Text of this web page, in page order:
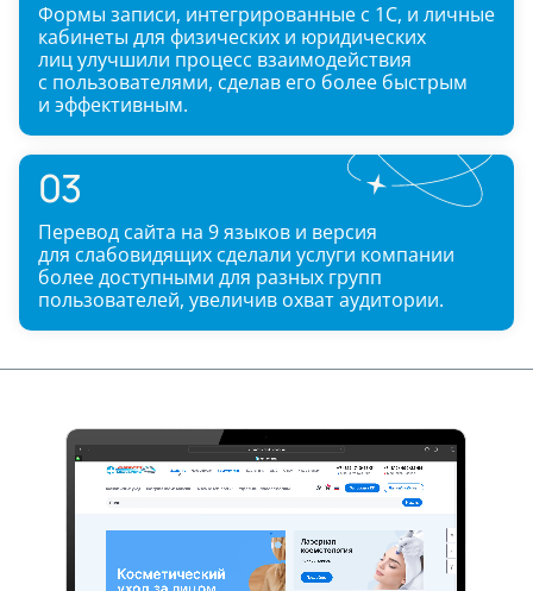
Формы записи, интегрированные с 1С, и личные
кабинеты для физических и юридических
лиц улучшили процесс взаимодействия
с пользователями, сделав его более быстрым
и эффективным.
03
Перевод сайта на 9 языков и версия
для слабовидящих сделали услуги компании
более доступными для разных групп
пользователей, увеличив охват аудитории.